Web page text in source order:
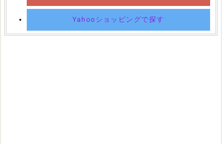
Yahooショッピングで探す